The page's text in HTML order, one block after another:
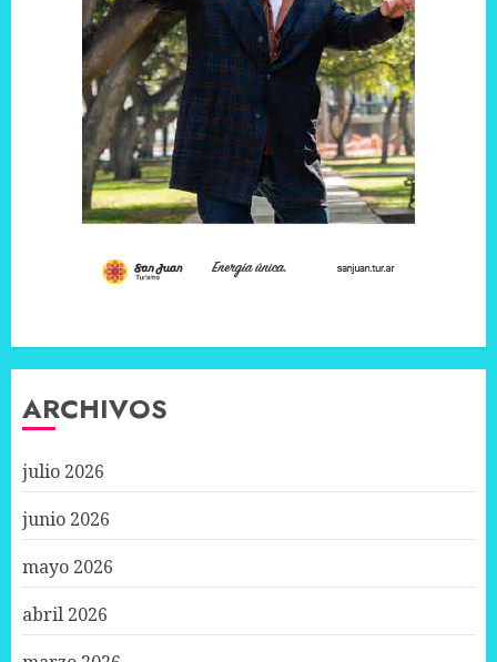
ARCHIVOS
julio 2026
junio 2026
mayo 2026
abril 2026